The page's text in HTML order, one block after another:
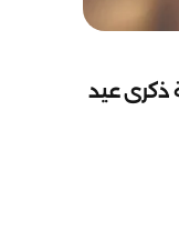
ذكرى عيد